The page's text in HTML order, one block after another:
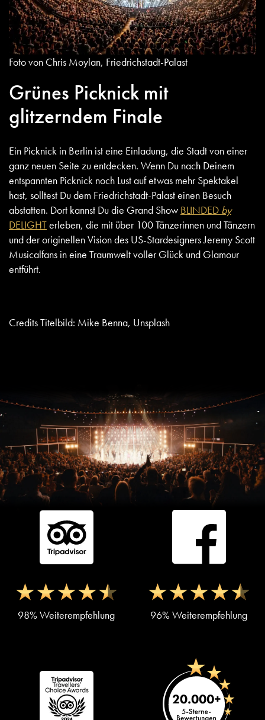
Foto von Chris Moylan, Friedrichstadt-Palast
Grünes Picknick mit
glitzerndem Finale
Ein Picknick in Berlin ist eine Einladung, die Stadt von einer
ganz neuen Seite zu entdecken. Wenn Du nach Deinem
entspannten Picknick noch Lust auf etwas mehr Spektakel
hast, solltest Du dem Friedrichstadt-Palast einen Besuch
abstatten. Dort kannst Du die Grand Show BLINDED by
DELIGHTerleben, die mit über 100 Tänzerinnen und Tänzern
und der originellen Vision des US-Stardesigners Jeremy Scott
Musicalfans in eine Traumwelt voller Glück und Glamour
entführt.
Credits Titelbild: Mike Benna, Unsplash
98% Weiterempfehlung 96% Weiterempfehlung